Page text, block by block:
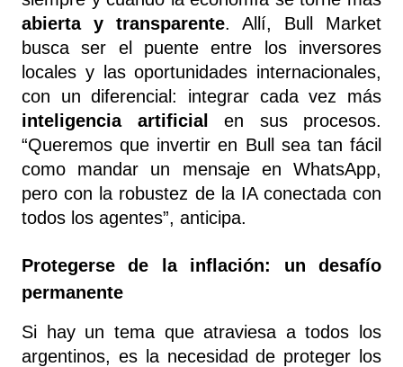
abierta y transparente. Allí, Bull Market
busca ser el puente entre los inversores
locales y las oportunidades internacionales,
inteligencia artificial
en sus procesos.
“Queremos que invertir en Bull sea tan fácil
como mandar un mensaje en WhatsApp,
pero con la robustez de la IA conectada con
todos los agentes”, anticipa.
Protegerse de la inflación: un desafío
permanente
Si hay un tema que atraviesa a todos los
argentinos, es la necesidad de proteger los